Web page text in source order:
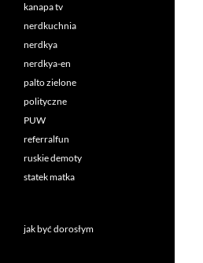
kanapa tv
nerdkuchnia
nerdkya
nerdkya-en
palto zielone
polityczne
PUW
referralfun
ruskie demoty
statek matka
jak być dorosłym